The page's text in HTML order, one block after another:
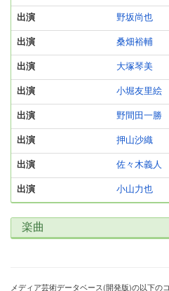
出演 野坂尚也
出演 桑畑裕輔
出演 大塚琴美
出演 小堀友里絵
出演 野間田一勝
出演 押山沙織
出演 佐々木義人
出演 小山力也
楽曲
メディア芸術データベース(開発版)の以下の